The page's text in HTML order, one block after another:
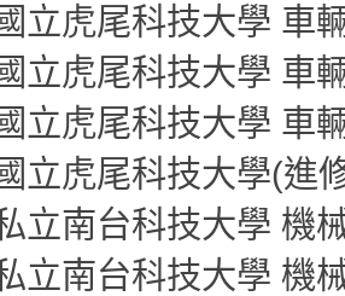
立虎尾科技大學 車
立虎尾科技大學 車
立虎尾科技大學 車
立虎尾科技大學(進
立南台科技大學 機
立南台科技大學 機